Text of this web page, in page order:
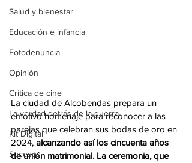
Salud y bienestar
Educación e infancia
Fotodenuncia
Opinión
Crítica de cine
La verdad detrás de la guerra
Kit Digital
Sucesos
La ciudad de Alcobendas prepara un
emotivo homenaje para reconocer a las
parejas que celebran sus bodas de oro en
2024, alcanzando así los cincuenta años
de unión matrimonial. La ceremonia, que